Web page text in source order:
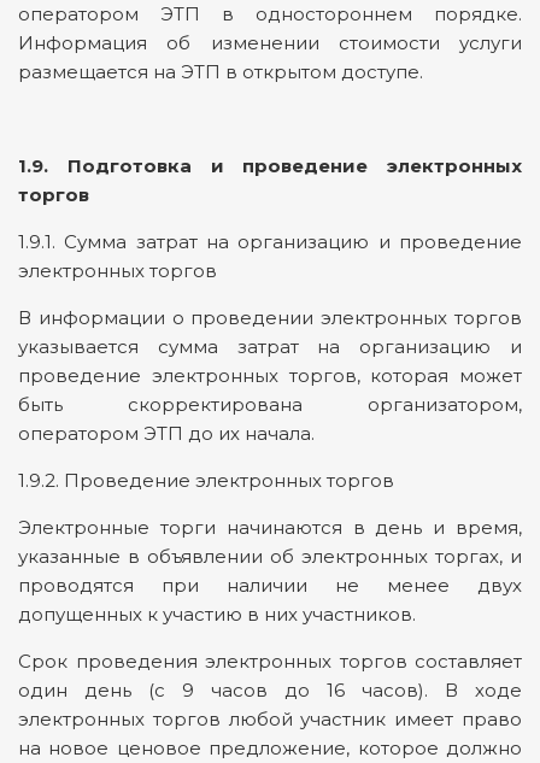
оператором ЭТП в одностороннем порядке.
Информация об изменении стоимости услуги
размещается на ЭТП в открытом доступе.
1.9. Подготовка и проведение электронных
торгов
1.9.1. Сумма затрат на организацию и проведение
электронных торгов
В информации о проведении электронных торгов
указывается сумма затрат на организацию и
проведение электронных торгов, которая может
быть скорректирована организатором,
оператором ЭТП до их начала.
1.9.2. Проведение электронных торгов
Электронные торги начинаются в день и время,
указанные в объявлении об электронных торгах, и
проводятся при наличии не менее двух
допущенных к участию в них участников.
Срок проведения электронных торгов составляет
один день (с 9 часов до 16 часов). В ходе
электронных торгов любой участник имеет право
на новое ценовое предложение, которое должно